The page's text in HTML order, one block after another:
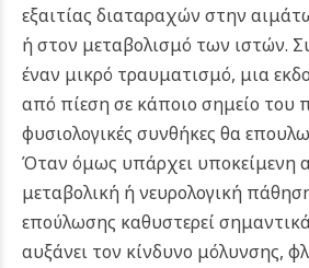
εξαιτίας διαταραχών στην
ή στον μεταβολισμό των ιστών.
έναν μικρό τραυματισμό, μια
από πίεση σε κάποιο σημείο του
φυσιολογικές συνθήκες θα
Όταν όμως υπάρχει υποκείμενη
μεταβολική ή νευρολογική
επούλωσης καθυστερεί
αυξάνει τον κίνδυνο μόλυνσης,